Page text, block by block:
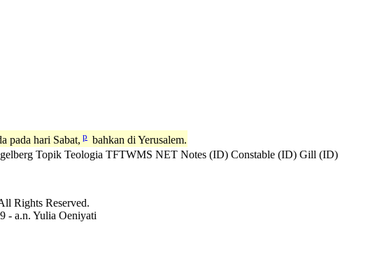
pada hari Sabat, p bahkan di Yerusalem.
Topik Teologia TFTWMS NET Notes (ID) Constable (ID) Gill (ID)
Rights Reserved.
- a.n. Yulia Oeniyati